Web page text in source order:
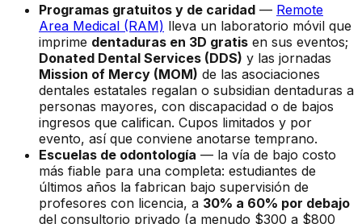
Programas gratuitos y de caridad — Remote
Area Medical (RAM) lleva un laboratorio móvil que
imprime dentaduras en 3D gratis en sus eventos;
Donated Dental Services (DDS) y las jornadas
Mission of Mercy (MOM) de las asociaciones
dentales estatales regalan o subsidian dentaduras a
personas mayores, con discapacidad o de bajos
ingresos que califican. Cupos limitados y por
evento, así que conviene anotarse temprano.
Escuelas de odontología — la vía de bajo costo
más fiable para una completa: estudiantes de
últimos años la fabrican bajo supervisión de
profesores con licencia, a 30% a 60% por debajo
del consultorio privado (a menudo $300 a $800